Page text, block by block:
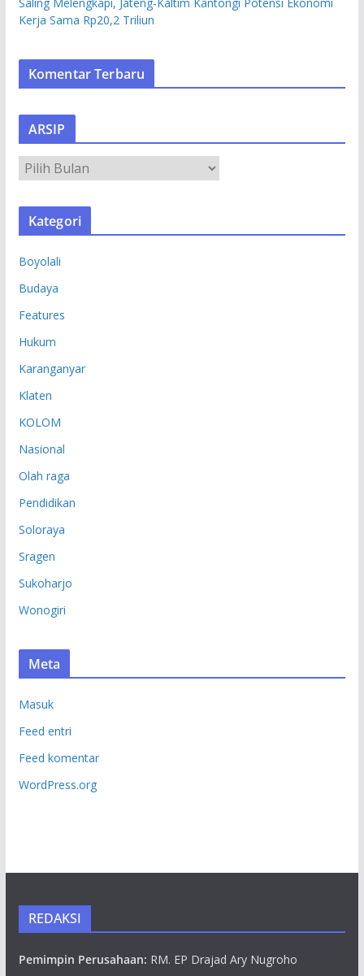
Kerja Sama Rp20,2 Triliun
Komentar Terbaru
ARSIP
R
S
Kategori
Boyolali
Budaya
Features
Hukum
Karanganyar
Klaten
KOLOM
Nasional
Olah raga
Pendidikan
Soloraya
Sragen
Sukoharjo
Wonogiri
Meta
Masuk
Feed entri
Feed komentar
WordPress.org
REDAKSI
Pemimpin Perusahaan: RM. EP Drajad Ary Nugroho